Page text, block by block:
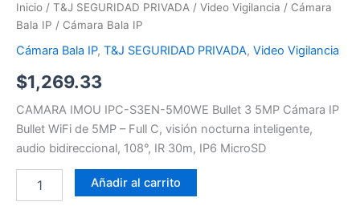
Inicio / T&J SEGURIDAD PRIVADA / Video Vigilancia / Cámara
Bala IP / Cámara Bala IP
Cámara Bala IP, T&J SEGURIDAD PRIVADA, Video Vigilancia
$1,269.33
CAMARA IMOU IPC-S3EN-5M0WE Bullet 3 5MP Cámara IP
Bullet WiFi de 5MP – Full C, visión nocturna inteligente,
audio bidireccional, 108°, IR 30m, IP6 MicroSD
Añadir al carrito